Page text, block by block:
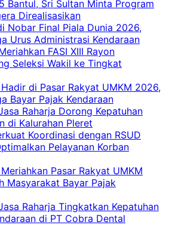
Bantul, Sri Sultan Minta Program
Direalisasikan
Nobar Final Piala Dunia 2026,
Urus Administrasi Kendaraan
FASI XIII Rayon
Seleksi Wakil ke Tingkat
di Pasar Rakyat UMKM 2026,
Bayar Pajak Kendaraan
Raharja Dorong Kepatuhan
di Kalurahan Pleret
Koordinasi dengan RSUD
Pelayanan Korban
Pasar Rakyat UMKM
Masyarakat Bayar Pajak
Raharja Tingkatkan Kepatuhan
di PT Cobra Dental